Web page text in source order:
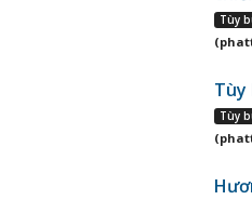
Tùy
Tùy
Tùy